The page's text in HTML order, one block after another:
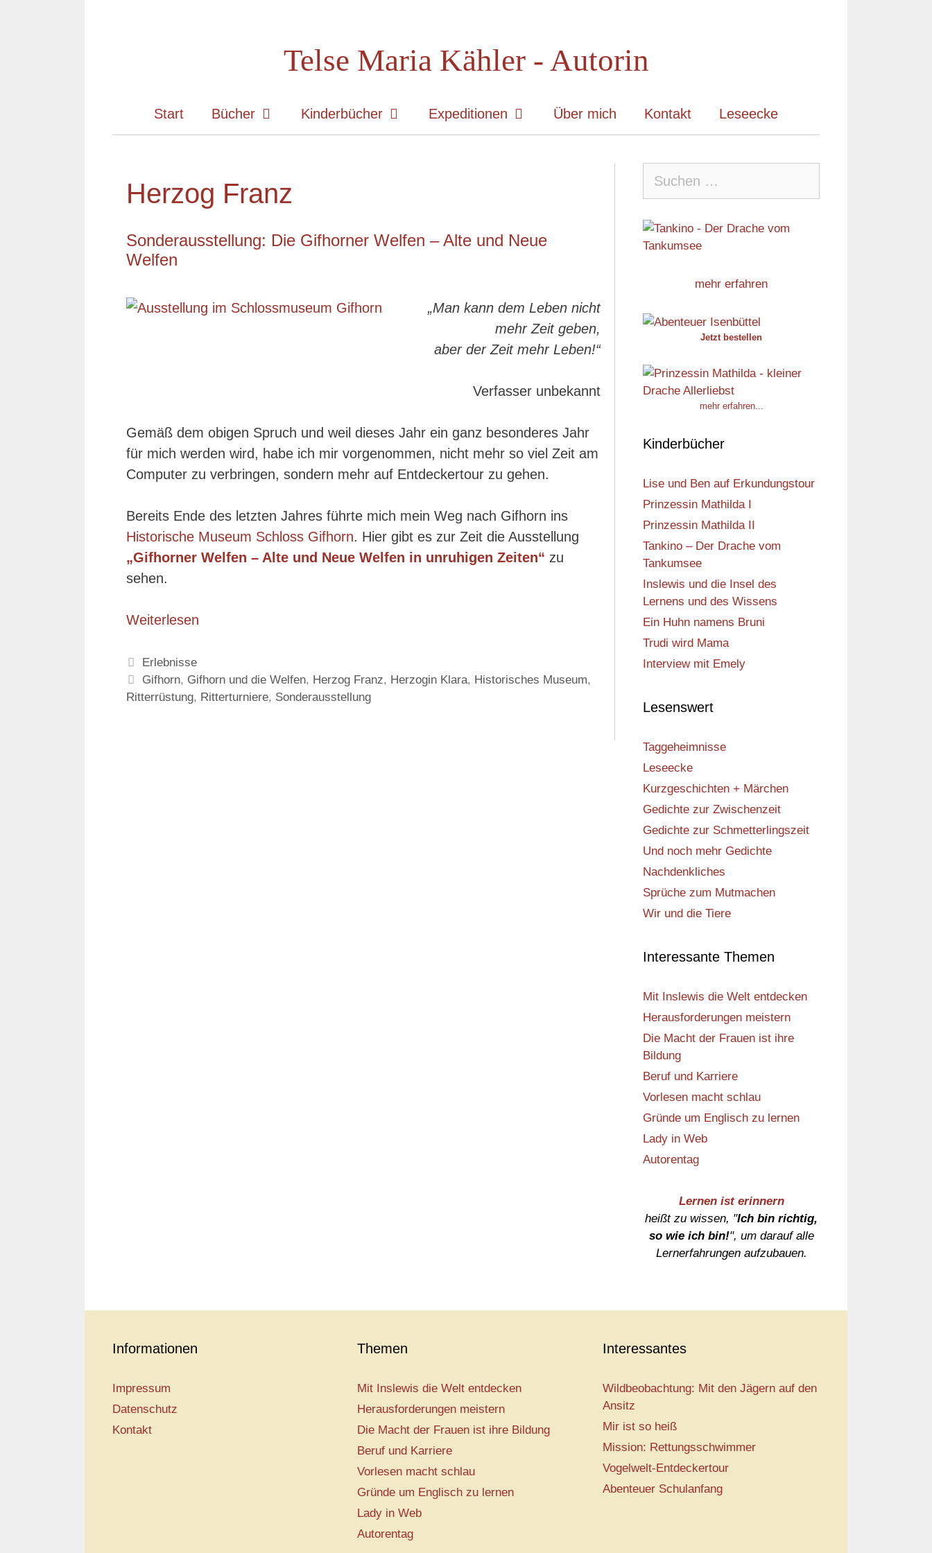
Telse Maria Kähler - Autorin
Start Bücher Kinderbücher Expeditionen Über mich Kontakt Leseecke
Herzog Franz
Sonderausstellung: Die Gifhorner Welfen – Alte und Neue
Welfen
„Man kann dem Leben nicht
mehr Zeit geben,
aber der Zeit mehr Leben!“
Verfasser unbekannt
Gemäß dem obigen Spruch und weil dieses Jahr ein ganz besonderes Jahr
für mich werden wird, habe ich mir vorgenommen, nicht mehr so viel Zeit am
Computer zu verbringen, sondern mehr auf Entdeckertour zu gehen.
Bereits Ende des letzten Jahres führte mich mein Weg nach Gifhorn ins
Historische Museum Schloss Gifhorn. Hier gibt es zur Zeit die Ausstellung
„Gifhorner Welfen – Alte und Neue Welfen in unruhigen Zeiten“ zu
sehen.
Weiterlesen
Kategorien
Erlebnisse
Schlagwörter
Gifhorn, Gifhorn und die Welfen, Herzog Franz, Herzogin Klara, Historisches Museum,
Ritterrüstung, Ritterturniere, Sonderausstellung
nach:
mehr erfahren
Jetzt bestellen
mehr erfahren...
Kinderbücher
Lise und Ben auf Erkundungstour
Prinzessin Mathilda I
Prinzessin Mathilda II
Tankino – Der Drache vom
Tankumsee
Inslewis und die Insel des
Lernens und des Wissens
Ein Huhn namens Bruni
Trudi wird Mama
Interview mit Emely
Lesenswert
Taggeheimnisse
Leseecke
Kurzgeschichten + Märchen
Gedichte zur Zwischenzeit
Gedichte zur Schmetterlingszeit
Und noch mehr Gedichte
Nachdenkliches
Sprüche zum Mutmachen
Wir und die Tiere
Interessante Themen
Mit Inslewis die Welt entdecken
Herausforderungen meistern
Die Macht der Frauen ist ihre
Bildung
Beruf und Karriere
Vorlesen macht schlau
Gründe um Englisch zu lernen
Lady in Web
Autorentag
Lernen ist erinnern
heißt zu wissen, "Ich bin richtig,
so wie ich bin!", um darauf alle
Lernerfahrungen aufzubauen.
Informationen
Impressum
Datenschutz
Kontakt
Themen
Mit Inslewis die Welt entdecken
Herausforderungen meistern
Die Macht der Frauen ist ihre Bildung
Beruf und Karriere
Vorlesen macht schlau
Gründe um Englisch zu lernen
Lady in Web
Autorentag
Interessantes
Wildbeobachtung: Mit den Jägern auf den
Ansitz
Mir ist so heiß
Mission: Rettungsschwimmer
Vogelwelt-Entdeckertour
Abenteuer Schulanfang